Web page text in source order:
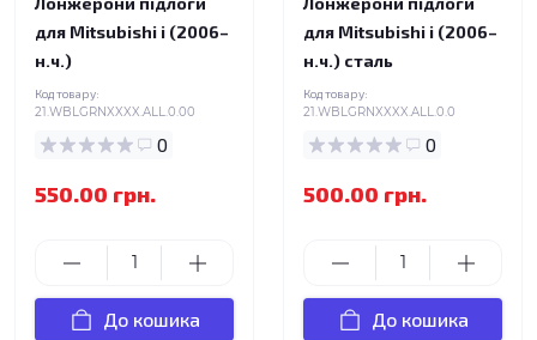
для Mitsubishi i (2006–
н.ч.)
Код товару:
21.WBLGRNXXXX.ALL.0.00
0
550.00 грн.
До кошика
для Mitsubishi i (2006–
н.ч.) сталь
Код товару:
21.WBLGRNXXXX.ALL.0.0
0
500.00 грн.
До кошика